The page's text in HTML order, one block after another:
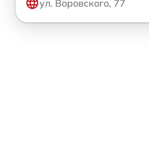
ул. Воровского, 77